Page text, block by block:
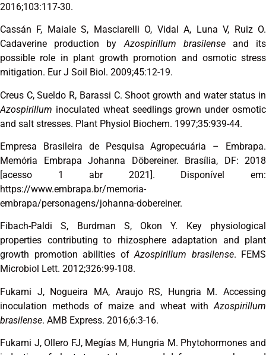
2016;103:117-30.
Cassán F, Maiale S, Masciarelli O, Vidal A, Luna V, Ruiz O.
Cadaverine production byAzospirillum brasilense and its
possible role in plant growth promotion and osmotic stress
mitigation. Eur J Soil Biol. 2009;45:12-19.
Creus C, Sueldo R, Barassi C. Shoot growth and water status in
Azospirillum inoculated wheat seedlings grown under osmotic
and salt stresses. Plant Physiol Biochem. 1997;35:939-44.
Empresa Brasileira de Pesquisa Agropecuária – Embrapa.
Memória Embrapa Johanna Döbereiner. Brasília, DF: 2018
[acesso 1 abr 2021]. Disponível em:
https://www.embrapa.br/memoria-
embrapa/personagens/johanna-dobereiner.
Fibach-Paldi S, Burdman S, Okon Y. Key physiological
properties contributing to rhizosphere adaptation and plant
growth promotion abilities ofAzospirillum brasilense. FEMS
Microbiol Lett. 2012;326:99-108.
Fukami J, Nogueira MA, Araujo RS, Hungria M. Accessing
inoculation methods of maize and wheat with Azospirillum
brasilense. AMB Express. 2016;6:3-16.
Fukami J, Ollero FJ, Megías M, Hungria M. Phytohormones and